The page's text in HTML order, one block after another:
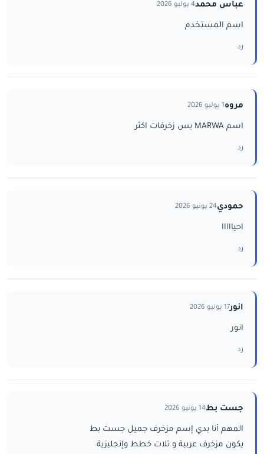
عباس محمد4 يوليو 2026
اسم المستخدم
رد
مروه1 يوليو 2026
اسم MARWA بس زخرفات اكثر
رد
حمودي24 يونيو 2026
احيااااا
رد
انور17 يونيو 2026
انور
رد
جست بط14 يونيو 2026
المهم أنا بدي إسم مزخرف جميل جست بط
يكون مزخرف عربية و تلات خطط وإنجليزية